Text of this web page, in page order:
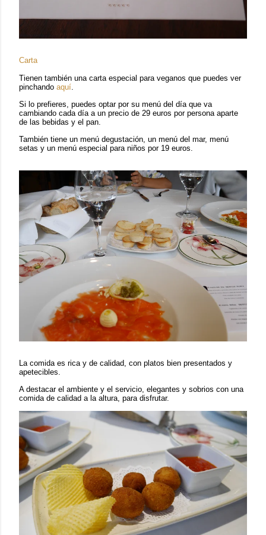
Carta
Tienen también una carta especial para veganos que puedes ver
pinchando aquí.
Si lo prefieres, puedes optar por su menú del día que va
cambiando cada día a un precio de 29 euros por persona aparte
de las bebidas y el pan.
También tiene un menú degustación, un menú del mar, menú
setas y un menú especial para niños por 19 euros.
La comida es rica y de calidad, con platos bien presentados y
apetecibles.
A destacar el ambiente y el servicio, elegantes y sobrios con una
comida de calidad a la altura, para disfrutar.